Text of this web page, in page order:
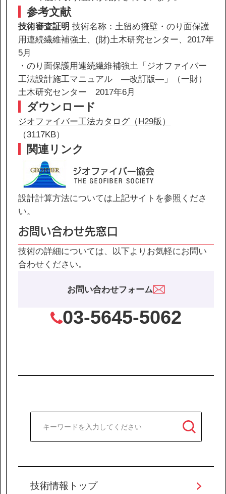
参考文献
技術審査証明 技術名称：土留め擁壁・のり面保護
用連続繊維補強土、(財)土木研究センター、2017年
5月
・のり面保護用連続繊維補強土「ジオファイバー
工法設計施工マニュアル —改訂版—」（一財）
土木研究センター 2017年6月
ダウンロード
ジオファイバー工法カタログ（H29版）
（3117KB）
関連リンク
設計計算方法については上記サイトを参照くださ
い。
お問い合わせ先窓口
技術の詳細については、以下よりお気軽にお問い
合わせください。
お問い合わせフォーム
03-5645-5062
技術情報トップ